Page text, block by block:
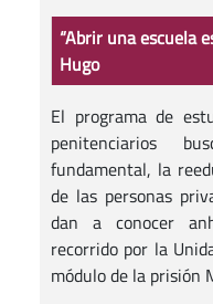
“Abrir una escuela
Hugo
El programa de
penitenciarios
fundamental, la
de las personas
dan a conocer
recorrido por la
módulo de la prisión